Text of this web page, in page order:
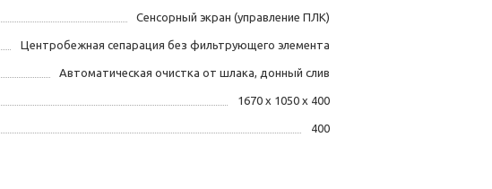
Сенсорный экран (управление ПЛК)
Центробежная сепарация без фильтрующего элемента
Автоматическая очистка от шлака, донный слив
1670 х 1050 х 400
400